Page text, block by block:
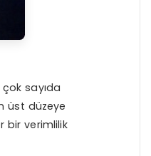
çok sayıda
üst düzeye
bir verimlilik